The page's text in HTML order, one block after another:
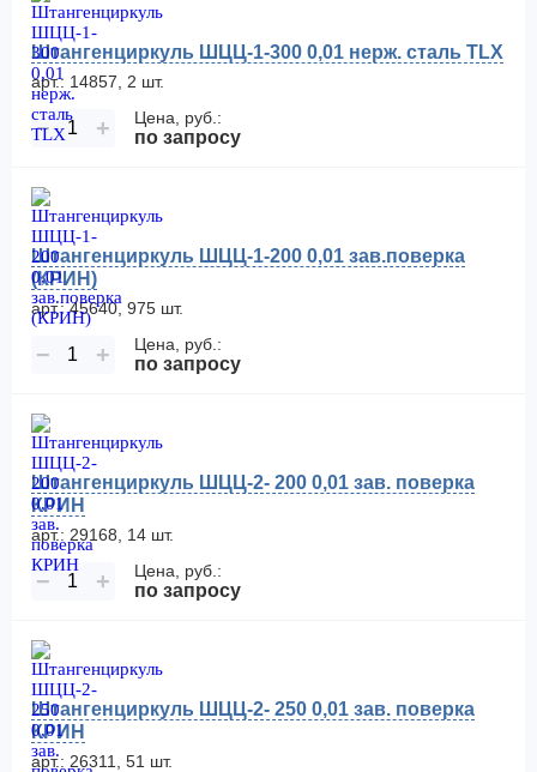
Штангенциркуль ШЦЦ-1-300 0,01 нерж. сталь TLX
арт.: 14857, 2 шт.
− + Цена, руб.:
по запросу
Штангенциркуль ШЦЦ-1-200 0,01 зав.поверка
(КРИН)
арт.: 45640, 975 шт.
− + Цена, руб.:
по запросу
Штангенциркуль ШЦЦ-2- 200 0,01 зав. поверка
КРИН
арт.: 29168, 14 шт.
− + Цена, руб.:
по запросу
Штангенциркуль ШЦЦ-2- 250 0,01 зав. поверка
КРИН
арт.: 26311, 51 шт.